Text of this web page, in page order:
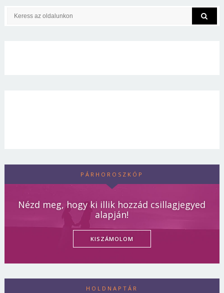
PÁRHOROSZKÓP
Nézd meg, hogy ki illik hozzád csillagjegyed
alapján!
KISZÁMOLOM
HOLDNAPTÁR